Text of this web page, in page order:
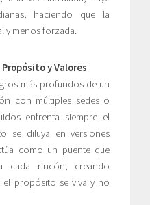
haciendo que la
y menos forzada.
y Valores
más profundos de un
con múltiples sedes o
enfrenta siempre el
se diluya en versiones
como un puente que
cada rincón, creando
el propósito se viva y no